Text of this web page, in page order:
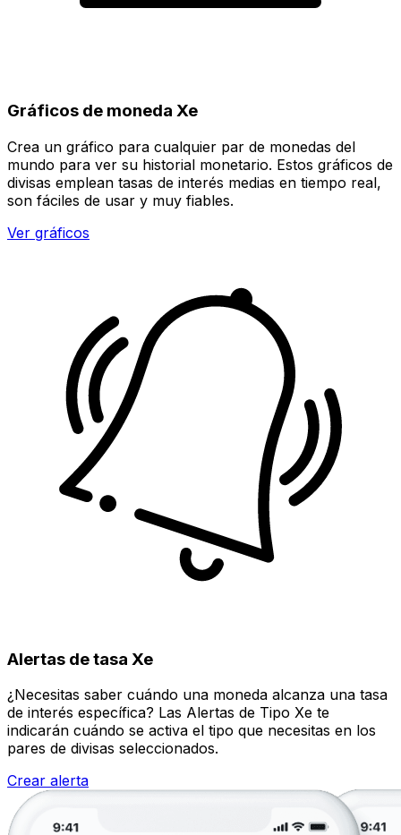
Gráficos de moneda Xe
Crea un gráfico para cualquier par de monedas del
mundo para ver su historial monetario. Estos gráficos de
divisas emplean tasas de interés medias en tiempo real,
son fáciles de usar y muy fiables.
Ver gráficos
Alertas de tasa Xe
¿Necesitas saber cuándo una moneda alcanza una tasa
de interés específica? Las Alertas de Tipo Xe te
indicarán cuándo se activa el tipo que necesitas en los
pares de divisas seleccionados.
Crear alerta